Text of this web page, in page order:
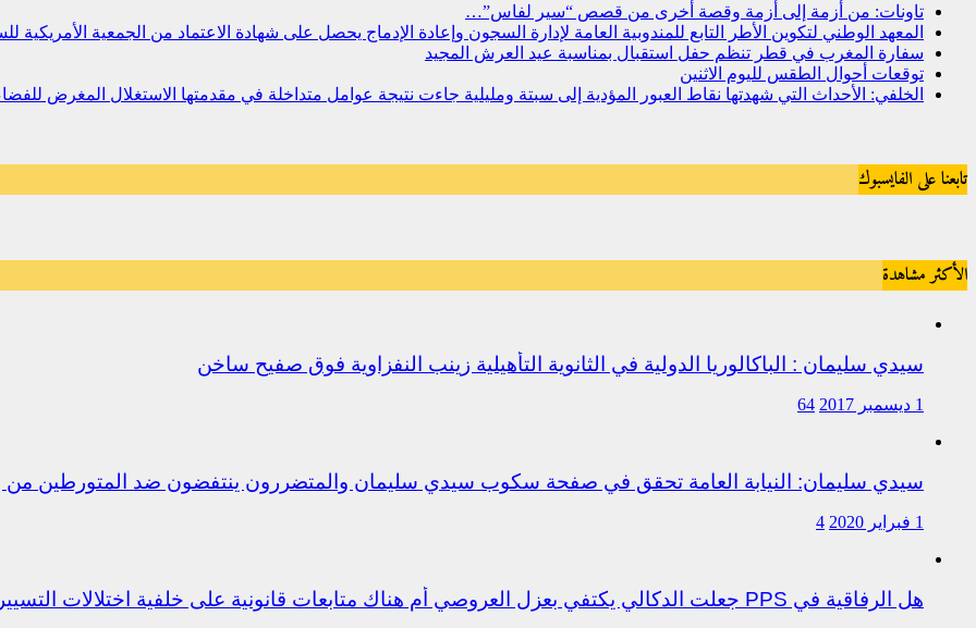
تاونات: من أزمة إلى أزمة وقصة أخرى من قصص “سير لفاس”…
المعهد الوطني لتكوين الأطر التابع للمندوبية العامة لإدارة السجون وإعادة الإدماج يحصل على شهادة الاعتماد من الجمعية الأمريكية
سفارة المغرب في قطر تنظم حفل استقبال بمناسبة عيد العرش المجيد
توقعات أحوال الطقس لليوم الاثنين
الخلفي: الأحداث التي شهدتها نقاط العبور المؤدية إلى سبتة ومليلية جاءت نتيجة عوامل متداخلة في مقدمتها الاستغلال المغرض
تابعنا على الفايسبوك
الأكثر مشاهدة
سيدي سليمان : الباكالوريا الدولية في الثانوية التأهيلية زينب النفزاوية فوق صفيح ساخن
1 ديسمبر 2017 64
سيدي سليمان: النيابة العامة تحقق في صفحة سكوب سيدي سليمان والمتضررون ينتفضون ضد المتورطين
1 فبراير 2020 4
هل الرفاقية في PPS جعلت الدكالي يكتفي بعزل العروصي أم هناك متابعات قانونية على خلفية اختلالات التسيير بمندوبية سيدي سليمان